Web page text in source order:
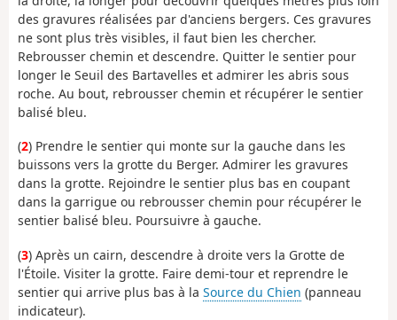
des gravures réalisées par d'anciens bergers. Ces gravures
ne sont plus très visibles, il faut bien les chercher.
Rebrousser chemin et descendre. Quitter le sentier pour
longer le Seuil des Bartavelles et admirer les abris sous
roche. Au bout, rebrousser chemin et récupérer le sentier
balisé bleu.
(2) Prendre le sentier qui monte sur la gauche dans les
buissons vers la grotte du Berger. Admirer les gravures
dans la grotte. Rejoindre le sentier plus bas en coupant
dans la garrigue ou rebrousser chemin pour récupérer le
sentier balisé bleu. Poursuivre à gauche.
(3) Après un cairn, descendre à droite vers la Grotte de
l'Étoile. Visiter la grotte. Faire demi-tour et reprendre le
sentier qui arrive plus bas à la Source du Chien (panneau
indicateur).